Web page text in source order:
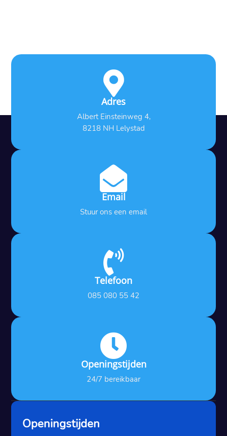

Adres
Albert Einsteinweg 4,
8218 NH Lelystad

Email
Stuur ons een email

Telefoon
085 080 55 42

Openingstijden
24/7 bereikbaar
Openingstijden